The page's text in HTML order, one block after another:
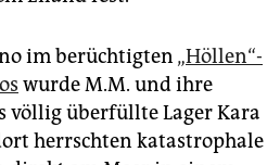
im berüchtigten „Höllen“-
wurde M.M. und ihre
völlig überfüllte Lager Kara
herrschten katastrophale